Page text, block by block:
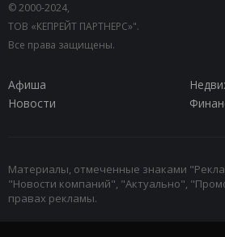
© 2000-2024,
ТОВ «КЕПРЕЙТ ПАРТНЕРС»".
Все права защищены.
Афиша
Новости
Материалы, отмеченные знаками
"Новости компаний", "Актуально",
правах рекламы.